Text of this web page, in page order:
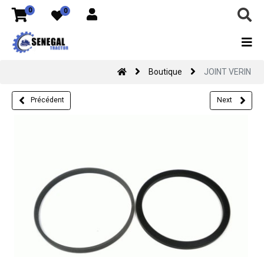
0 0
Boutique JOINT VERIN
Précédent Next